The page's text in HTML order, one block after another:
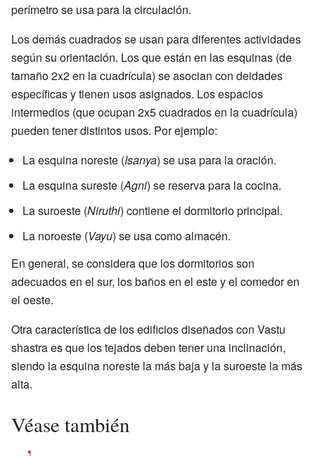
perímetro se usa para la circulación.
Los demás cuadrados se usan para diferentes actividades
según su orientación. Los que están en las esquinas (de
tamaño 2x2 en la cuadrícula) se asocian con deidades
específicas y tienen usos asignados. Los espacios
intermedios (que ocupan 2x5 cuadrados en la cuadrícula)
pueden tener distintos usos. Por ejemplo:
La esquina noreste (Isanya) se usa para la oración.
La esquina sureste (Agni) se reserva para la cocina.
La suroeste (Niruthi) contiene el dormitorio principal.
La noroeste (Vayu) se usa como almacén.
En general, se considera que los dormitorios son
adecuados en el sur, los baños en el este y el comedor en
el oeste.
Otra característica de los edificios diseñados con Vastu
shastra es que los tejados deben tener una inclinación,
siendo la esquina noreste la más baja y la suroeste la más
alta.
Véase también